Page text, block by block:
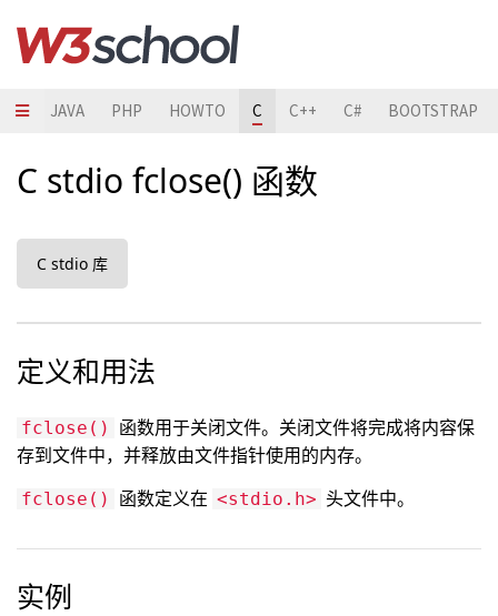
JAVA PHP HOWTO C C++ C# BOOTSTRAP
C stdio fclose() 函数
C stdio 库
定义和用法
fclose()
函数用于关闭文件。关闭文件将完成将内容保
存到文件中，并释放由文件指针使用的内存。
fclose() 函数定义在 <stdio.h> 头文件中。
实例